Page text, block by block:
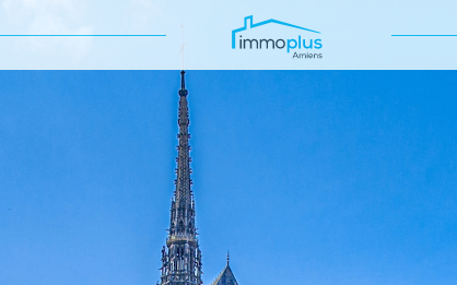
Estimer
Voir les216annonces